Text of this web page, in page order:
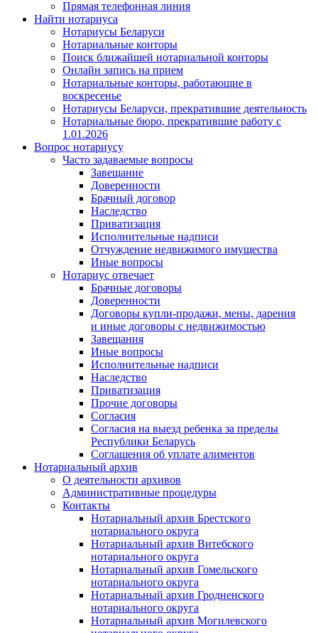
Прямая телефонная линия
Найти нотариуса
Нотариусы Беларуси
Нотариальные конторы
Поиск ближайшей нотариальной конторы
Онлайн запись на прием
Нотариальные конторы, работающие в
воскресенье
Нотариусы Беларуси, прекратившие деятельность
Нотариальные бюро, прекратившие работу с
1.01.2026
Вопрос нотариусу
Часто задаваемые вопросы
Завещание
Доверенности
Брачный договор
Наследство
Приватизация
Исполнительные надписи
Отчуждение недвижимого имущества
Иные вопросы
Нотариус отвечает
Брачные договоры
Доверенности
Договоры купли-продажи, мены, дарения
и иные договоры с недвижимостью
Завещания
Иные вопросы
Исполнительные надписи
Наследство
Приватизация
Прочие договоры
Согласия
Согласия на выезд ребенка за пределы
Республики Беларусь
Соглашения об уплате алиментов
Нотариальный архив
О деятельности архивов
Административные процедуры
Контакты
Нотариальный архив Брестского
нотариального округа
Нотариальный архив Витебского
нотариального округа
Нотариальный архив Гомельского
нотариального округа
Нотариальный архив Гродненского
нотариального округа
Нотариальный архив Могилевского